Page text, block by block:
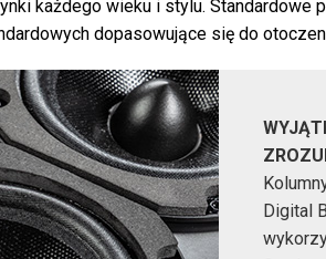
każdego wieku i stylu. Standardowe
dopasowujące się do
Digital